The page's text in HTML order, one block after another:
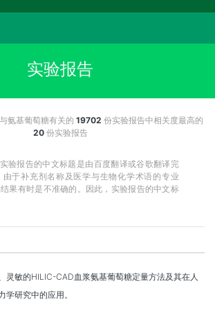
实验报告
氨基葡萄糖有关的 19702 份实验报告中相关度最高的
20份实验报告
验报告的中文标题是由百度翻译或谷歌翻译完
由于补充剂名称及医学与生物化学术语的专业
果有时是不准确的。因此，实验报告的中文标
灵敏的HILIC-CAD血浆氨基葡萄糖定量方法及其在人
学研究中的应用。